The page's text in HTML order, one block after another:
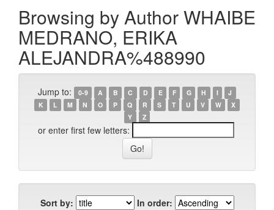
Browsing by Author WHAIBE
MEDRANO, ERIKA
ALEJANDRA%488990
Jump to: 0-9 A B C D E F G H I
J
K
L M N O P Q R S T U V W
X
Y
Z
or enter first few letters:
Sort by:
In order: